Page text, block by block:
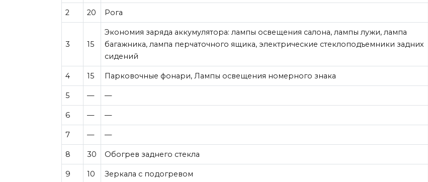
2 20 Рога
3 15
Экономия заряда аккумулятора: лампы освещения салона, лампы лужи, лампа
багажника, лампа перчаточного ящика, электрические стеклоподъемники задних
сидений
4 15 Парковочные фонари, Лампы освещения номерного знака
5 — —
6 — —
7 — —
8 30 Обогрев заднего стекла
9 10 Зеркала с подогревом